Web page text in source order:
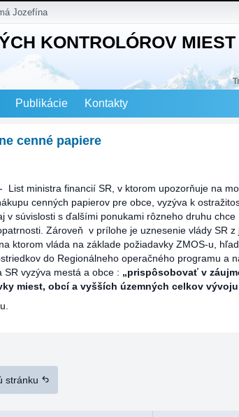
Jozefína
KONTROLÓROV
Publikácie Kontakty
cenné papiere
-
List ministra financií SR, v ktorom upozorňuje na
cenných papierov pre obce, vyzýva k
v súvislosti s ďalšími ponukami rôzneho druhu
Zároveň v prílohe je uznesenie vlády SR
ktorom vláda na základe požiadavky ZMOS-u,
do Regionálneho operačného programu a
SR vyzýva mestá a obce : „prispôsobovať v
miest, obcí a vyšších územných celkov
stránku